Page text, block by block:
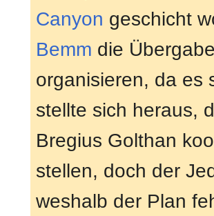
Canyon geschicht
Bemm die
organisieren, da es
stellte sich heraus,
Bregius Golthan
stellen, doch der
weshalb der Plan